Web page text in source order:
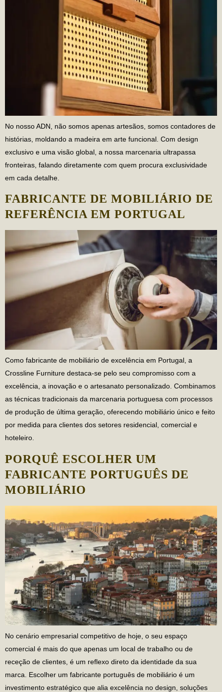
No nosso ADN, não somos apenas artesãos, somos contadores de
histórias, moldando a madeira em arte funcional. Com design
exclusivo e uma visão global, a nossa marcenaria ultrapassa
fronteiras, falando diretamente com quem procura exclusividade
em cada detalhe.
FABRICANTE DE MOBILIÁRIO DE
REFERÊNCIA EM PORTUGAL
Como fabricante de mobiliário de excelência em Portugal, a
Crossline Furniture destaca-se pelo seu compromisso com a
excelência, a inovação e o artesanato personalizado. Combinamos
as técnicas tradicionais da marcenaria portuguesa com processos
de produção de última geração, oferecendo mobiliário único e feito
por medida para clientes dos setores residencial, comercial e
hoteleiro.
PORQUÊ ESCOLHER UM
FABRICANTE PORTUGUÊS DE
MOBILIÁRIO
No cenário empresarial competitivo de hoje, o seu espaço
comercial é mais do que apenas um local de trabalho ou de
receção de clientes, é um reflexo direto da identidade da sua
marca. Escolher um fabricante português de mobiliário é um
investimento estratégico que alia excelência no design, soluções